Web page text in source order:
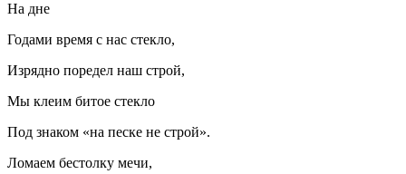
На дне
Годами время с нас стекло,
Изрядно поредел наш строй,
Мы клеим битое стекло
Под знаком «на песке не строй».
Ломаем бестолку мечи,